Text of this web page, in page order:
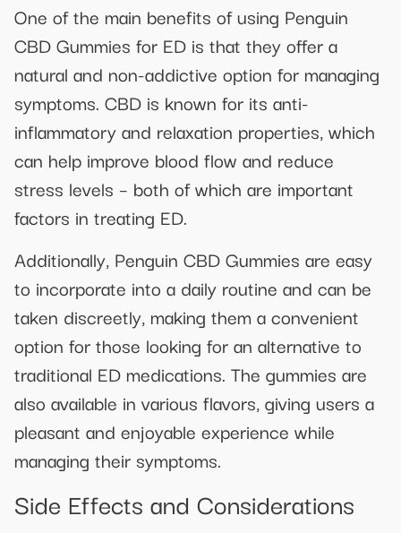
One of the main benefits of using Penguin
CBD Gummies for ED is that they offer a
natural and non-addictive option for managing
symptoms. CBD is known for its anti-
inflammatory and relaxation properties, which
can help improve blood flow and reduce
stress levels – both of which are important
factors in treating ED.
Additionally, Penguin CBD Gummies are easy
to incorporate into a daily routine and can be
taken discreetly, making them a convenient
option for those looking for an alternative to
traditional ED medications. The gummies are
also available in various flavors, giving users a
pleasant and enjoyable experience while
managing their symptoms.
Side Effects and Considerations